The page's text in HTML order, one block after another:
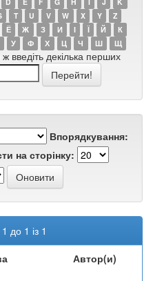
T U V W X Y
Z
Ё Ж З И І Ї Й
К
У Ф Х Ц Ч Ш
Щ
введіть декілька перших
Впорядкування:
на сторінку:
до 1 із 1
Автор(и)